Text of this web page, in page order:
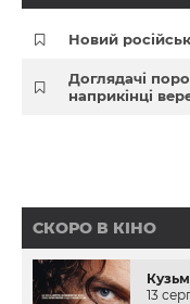
Новий
Доглядачі
наприкінці
СКОРО В КІНО
13